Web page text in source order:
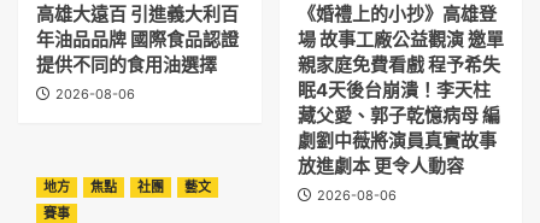
高雄大遠百 引進義大利百
年油品品牌 國際食品認證
提供不同的食用油選擇
2026-08-06
《婚禮上的小抄》高雄登
場 故事工廠公益觀演 邀單
親家庭免費看戲 程予希失
眠4天後台崩潰！李天柱
藏父愛、郭子乾憶病母 編
劇劉中薇將演員真實故事
放進劇本 更令人動容
2026-08-06
地方 焦點 社團
藝文
賽事